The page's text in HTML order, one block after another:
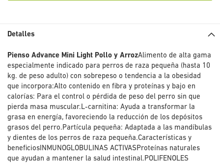
Detalles
Pienso Advance Mini Light Pollo y ArrozAlimento de alta gama
especialmente indicado para perros de raza pequeña (hasta 10
kg. de peso adulto) con sobrepeso o tendencia a la obesidad
que incorpora:Alto contenido en fibra y proteínas y bajo en
calorías: Para el control o pérdida de peso del perro sin que
pierda masa muscular.L-carnitina: Ayuda a transformar la
grasa en energía, favoreciendo la reducción de los depósitos
grasos del perro.Partícula pequeña: Adaptada a las mandíbulas
y dientes de los perros de raza pequeña.Características y
beneficiosINMUNOGLOBULINAS ACTIVASProteínas naturales
que ayudan a mantener la salud intestinal.POLIFENOLES